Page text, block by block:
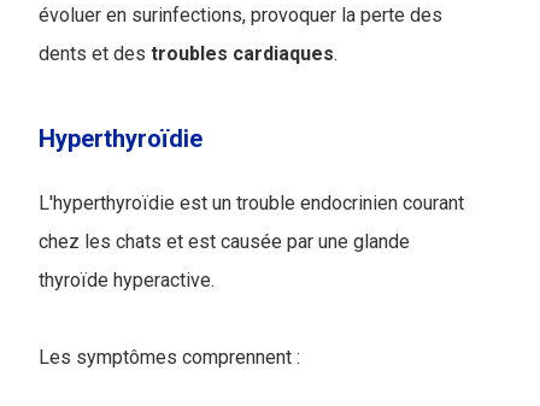
évoluer en surinfections, provoquer la perte des
dents et des troubles cardiaques.
Hyperthyroïdie
L'hyperthyroïdie est un trouble endocrinien courant
chez les chats et est causée par une glande
thyroïde hyperactive.
Les symptômes comprennent :